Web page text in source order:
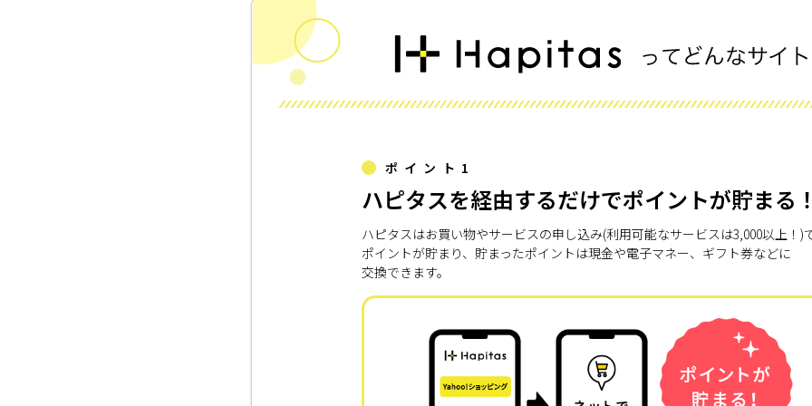
ポイント1
ハピタスを経由するだけでポイントが貯まる
ハピタスはお買い物やサービスの申し込み(利用可能なサービスは3,000以上！)
ポイントが貯まり、貯まったポイントは現金や電子マネー、ギフト券などに
交換できます。